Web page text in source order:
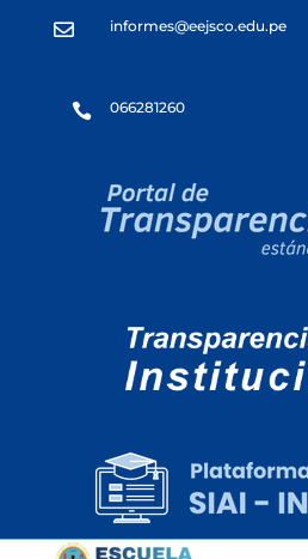
 informes@eejsco.edu.pe
 066281260